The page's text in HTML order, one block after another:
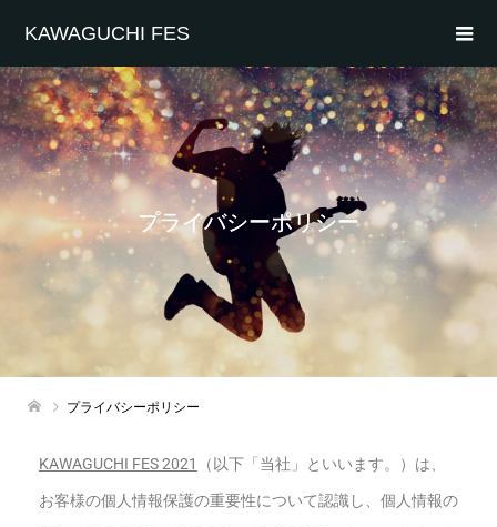
KAWAGUCHI FES
プライバシーポリシー
プライバシーポリシー
KAWAGUCHI FES 2021 （以下「当社」といいます。）は、
お客様の個人情報保護の重要性について認識し、個人情報の